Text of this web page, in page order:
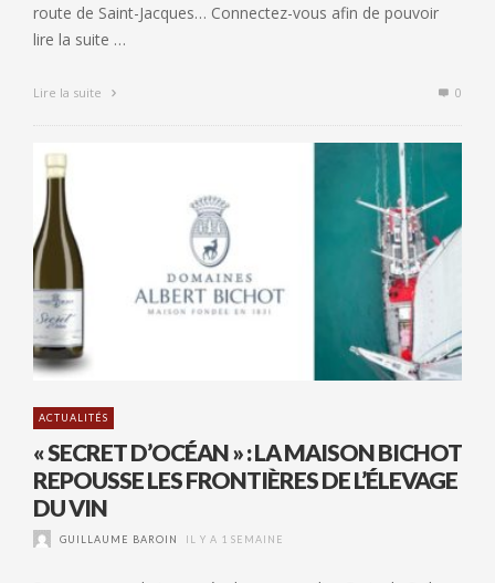
route de Saint-Jacques… Connectez-vous afin de pouvoir
lire la suite …
Lire la suite 0
ACTUALITÉS
« SECRET D’OCÉAN » : LA MAISON BICHOT
REPOUSSE LES FRONTIÈRES DE L’ÉLEVAGE
DU VIN
GUILLAUME BAROIN IL Y A 1 SEMAINE